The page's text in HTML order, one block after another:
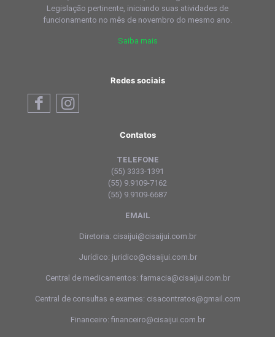
Legislação pertinente, iniciando suas atividades de
funcionamento no mês de novembro do mesmo ano.
Saiba mais
Redes sociais
Contatos
TELEFONE
(55) 3333-1391
(55) 9.9109-7162
(55) 9.9109-6687
EMAIL
Diretoria: cisaijui@cisaijui.com.br
Jurídico: juridico@cisaijui.com.br
Central de medicamentos: farmacia@cisaijui.com.br
Central de consultas e exames: cisacontratos@gmail.com
Financeiro: financeiro@cisaijui.com.br